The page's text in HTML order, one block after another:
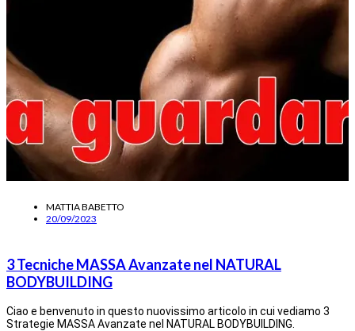
MATTIA BABETTO
20/09/2023
3 Tecniche MASSA Avanzate nel NATURAL
BODYBUILDING
Ciao e benvenuto in questo nuovissimo articolo in cui vediamo 3
Strategie MASSA Avanzate nel NATURAL BODYBUILDING.